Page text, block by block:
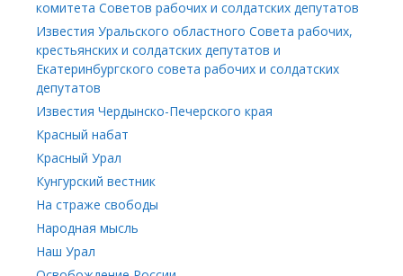
комитета Советов рабочих и солдатских депутатов
Известия Уральского областного Совета рабочих,
крестьянских и солдатских депутатов и
Екатеринбургского совета рабочих и солдатских
депутатов
Известия Чердынско-Печерского края
Красный набат
Красный Урал
Кунгурский вестник
На страже свободы
Народная мысль
Наш Урал